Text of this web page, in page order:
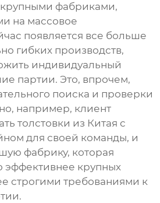
крупными фабриками,
на массовое
появляется все больше
гибких производств,
индивидуальный
партии. Это, впрочем,
поиска и проверки
например, клиент
толстовки из Китая с
для своей команды, и
фабрику, которая
эффективнее крупных
строгими требованиями к